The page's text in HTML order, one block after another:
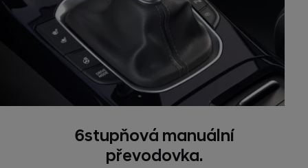
6stupňová manuální
převodovka.